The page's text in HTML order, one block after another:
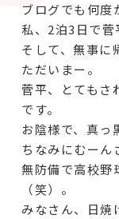
ブログでも何度
私、2泊3日で菅
そして、無事に
ただいまー。
菅平、とてもさ
です。
お陰様で、真っ
ちなみにむーん
無防備で高校野
（笑）。
みなさん、日焼